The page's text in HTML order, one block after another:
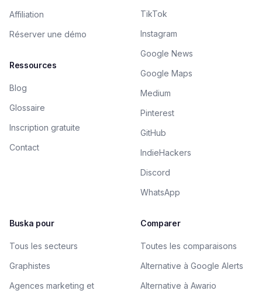
Affiliation
Réserver une démo
Ressources
Blog
Glossaire
Inscription gratuite
Contact
TikTok
Instagram
Google News
Google Maps
Medium
Pinterest
GitHub
IndieHackers
Discord
WhatsApp
Buska pour
Tous les secteurs
Graphistes
Agences marketing et
Comparer
Toutes les comparaisons
Alternative à Google Alerts
Alternative à Awario